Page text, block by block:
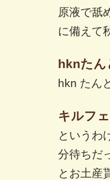
原液で舐
に備えて
hknたん
hkn たん
キルフ
というわ
分待ちだ
とお土産